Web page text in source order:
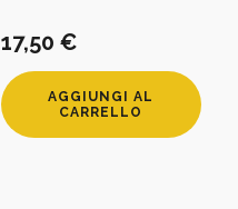
17,50 €
AGGIUNGI AL
CARRELLO